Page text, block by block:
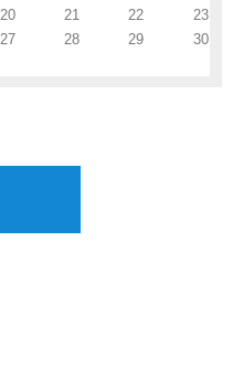
20 21 22
23
27 28 29
30